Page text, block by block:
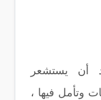
أن يستشعر
وتأمل فيها ،